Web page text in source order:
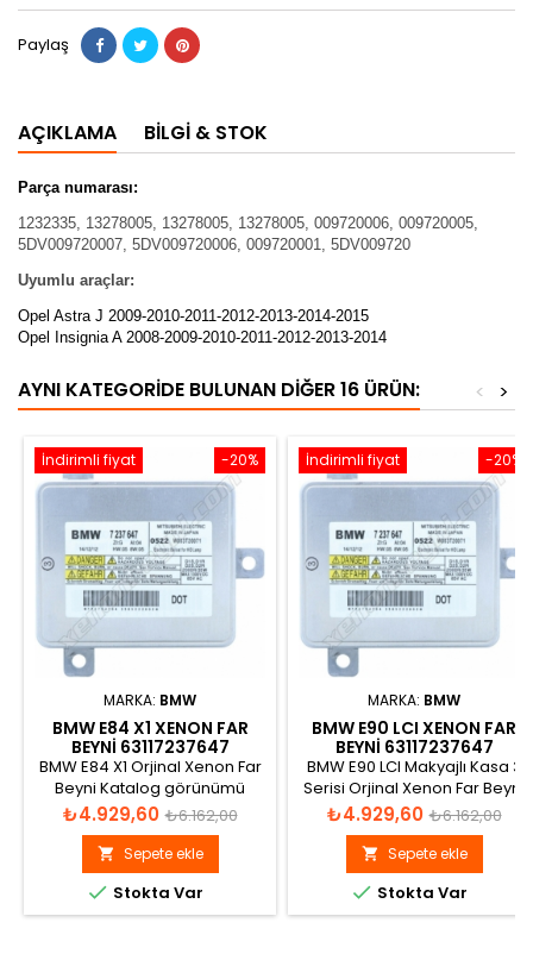
Paylaş
AÇIKLAMA BILGI & STOK
Parça numarası:
1232335, 13278005, 13278005, 13278005, 009720006, 009720005,
5DV009720007, 5DV009720006, 009720001, 5DV009720
Uyumlu araçlar:
Opel Astra J 2009-2010-2011-2012-2013-2014-2015
Opel Insignia A 2008-2009-2010-2011-2012-2013-2014
AYNI KATEGORIDE BULUNAN DIĞER 16 ÜRÜN: >
<
-20%
İndirimli fiyat
MARKA: BMW
BMW E84 X1 XENON FAR
BEYNI 63117237647
BMW E84 X1 Orjinal Xenon Far
Beyni Katalog görünümü
Fiyat
₺4.929,60 Normal
fiyat
₺6.162,00
 Sepete ekle
 Stokta Var
-20%
İndirimli fiyat
MARKA: BMW
BMW E90 LCI XENON FAR
BEYNI 63117237647
BMW E90 LCI Makyajlı Kasa 3
Serisi Orjinal Xenon Far Beyni
Katalog görünümü
Fiyat
₺4.929,60 Normal
fiyat
₺6.162,00
 Sepete ekle
 Stokta Var